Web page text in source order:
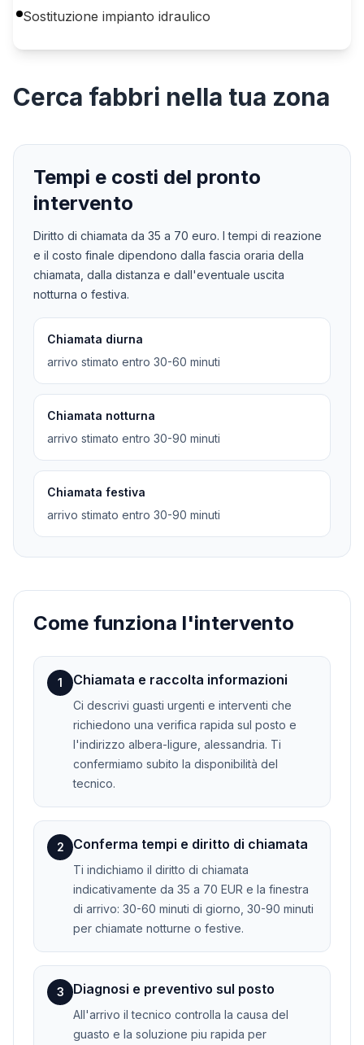
Sostituzione impianto idraulico
Cerca fabbri nella tua zona
Tempi e costi del pronto
intervento
Diritto di chiamata da 35 a 70 euro. I tempi di reazione
e il costo finale dipendono dalla fascia oraria della
chiamata, dalla distanza e dall'eventuale uscita
notturna o festiva.
Chiamata diurna
arrivo stimato entro 30-60 minuti
Chiamata notturna
arrivo stimato entro 30-90 minuti
Chiamata festiva
arrivo stimato entro 30-90 minuti
Come funziona l'intervento
1 Chiamata e raccolta informazioni
Ci descrivi guasti urgenti e interventi che
richiedono una verifica rapida sul posto e
l'indirizzo albera-ligure, alessandria. Ti
confermiamo subito la disponibilità del
tecnico.
2 Conferma tempi e diritto di chiamata
Ti indichiamo il diritto di chiamata
indicativamente da 35 a 70 EUR e la finestra
di arrivo: 30-60 minuti di giorno, 30-90 minuti
per chiamate notturne o festive.
3 Diagnosi e preventivo sul posto
All'arrivo il tecnico controlla la causa del
guasto e la soluzione piu rapida per